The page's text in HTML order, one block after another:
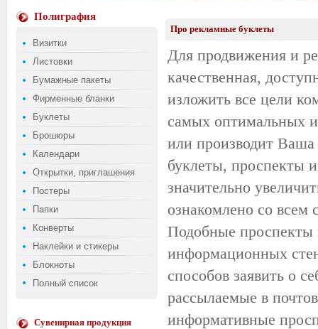
Полиграфия
Визитки
Листовки
Бумажные пакеты
Фирменные бланки
Буклеты
Брошюры
Календари
Открытки, приглашения
Постеры
Папки
Конверты
Наклейки и стикеры
Блокноты
Полный список
Сувенирная продукция
Про рекламные буклеты
Для продвижения и
качественная,
изложить все цели
самых оптимальных и
или производит
буклеты, проспекты
значительно
ознакомлено со всем
Подобные проспекты
информационных
способов заявить о
рассылаемые в
информативные